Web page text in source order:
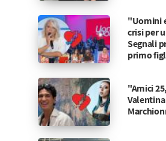
"Uomini
crisi per
Segnali
primo
"Amici